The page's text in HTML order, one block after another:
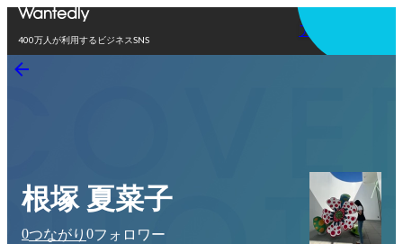
400万人が利用するビジネスSNS
アプリを使う
根塚 夏菜子
0つながり 0フォロワー